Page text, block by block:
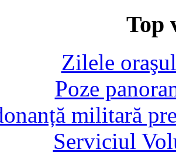
Top
Zilele
Poze
militară
Serviciul